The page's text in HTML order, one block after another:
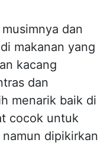
dan
makanan yang
kacang
dan
menarik baik di
cocok untuk
dipikirkan